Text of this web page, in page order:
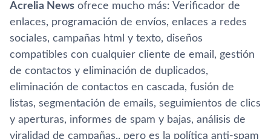
Acrelia News ofrece mucho más: Verificador de
enlaces, programación de enví­os, enlaces a redes
sociales, campañas html y texto, diseños
compatibles con cualquier cliente de email, gestión
de contactos y eliminación de duplicados,
eliminación de contactos en cascada, fusión de
listas, segmentación de emails, seguimientos de clics
y aperturas, informes de spam y bajas, análisis de
viralidad de campañas.. pero es la polí­tica anti-spam